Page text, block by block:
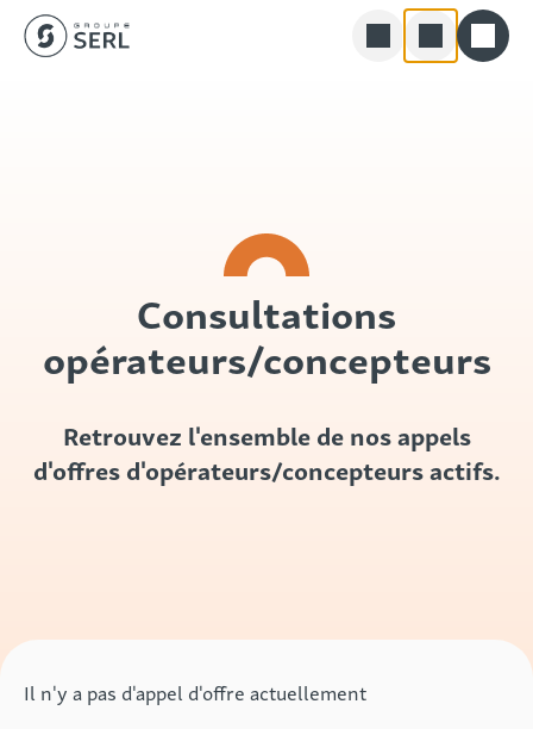
Consultations
opérateurs/concepteurs
Retrouvez l'ensemble de nos appels
d'offres d'opérateurs/concepteurs actifs.
Il n'y a pas d'appel d'offre actuellement